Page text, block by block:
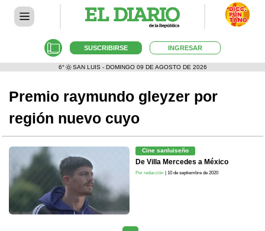
SUSCRIBIRSE INGRESAR
6° SAN LUIS - DOMINGO 09 DE AGOSTO DE 2026
Premio raymundo gleyzer por
región nuevo cuyo
Cine sanluiseño
De Villa Mercedes a México
Por redacción | 10 de septiembre de 2020